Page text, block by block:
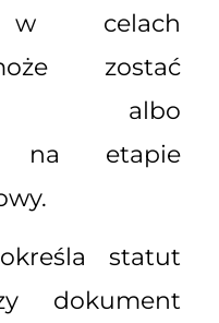
celach
zostać
albo
na etapie
statut
dokument